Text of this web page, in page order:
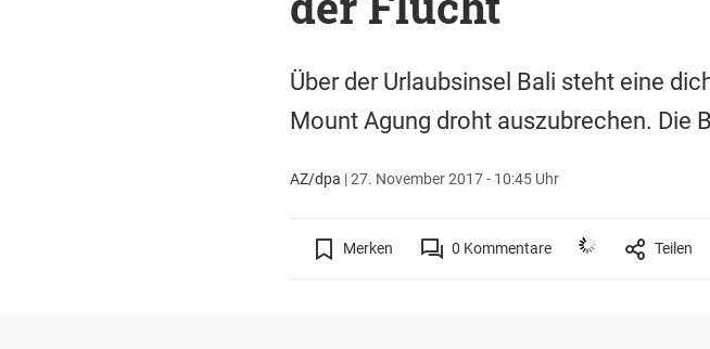
Über der Urlaubsinsel Bali steht eine
Mount Agung droht auszubrechen. Die
AZ/dpa |27. November 2017 - 10:45 Uhr
Merken 0 Kommentare Teilen